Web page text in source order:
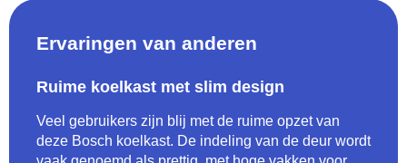
Ervaringen van anderen
Ruime koelkast met slim design
Veel gebruikers zijn blij met de ruime opzet van
deze Bosch koelkast. De indeling van de deur wordt